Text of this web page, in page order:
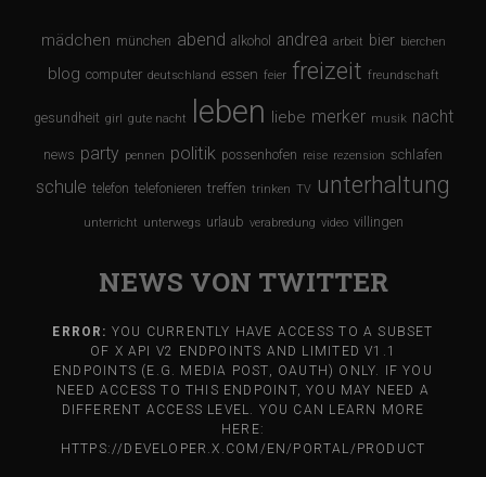
mädchen münchen abend alkohol andrea arbeit bier bierchen
blog computer deutschland essen feier freizeit freundschaft
gesundheit girl gute nacht leben liebe merker musik nacht
news party pennen politik possenhofen reise rezension schlafen
schule telefon telefonieren treffen trinken TV unterhaltung
unterricht unterwegs urlaub verabredung video villingen
NEWS VON TWITTER
ERROR: YOU CURRENTLY HAVE ACCESS TO A SUBSET
OF X API V2 ENDPOINTS AND LIMITED V1.1
ENDPOINTS (E.G. MEDIA POST, OAUTH) ONLY. IF YOU
NEED ACCESS TO THIS ENDPOINT, YOU MAY NEED A
DIFFERENT ACCESS LEVEL. YOU CAN LEARN MORE
HERE:
HTTPS://DEVELOPER.X.COM/EN/PORTAL/PRODUCT